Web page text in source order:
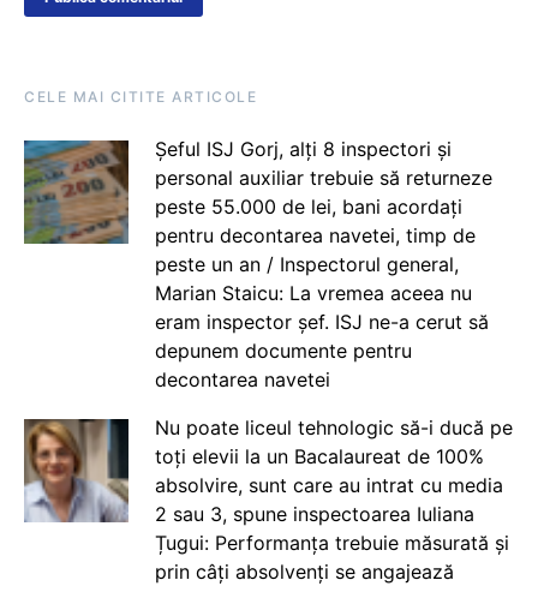
CELE MAI CITITE ARTICOLE
Șeful ISJ Gorj, alți 8 inspectori și
personal auxiliar trebuie să returneze
peste 55.000 de lei, bani acordați
pentru decontarea navetei, timp de
peste un an / Inspectorul general,
Marian Staicu: La vremea aceea nu
eram inspector șef. ISJ ne-a cerut să
depunem documente pentru
decontarea navetei
Nu poate liceul tehnologic să-i ducă pe
toți elevii la un Bacalaureat de 100%
absolvire, sunt care au intrat cu media
2 sau 3, spune inspectoarea Iuliana
Țugui: Performanța trebuie măsurată și
prin câți absolvenți se angajează